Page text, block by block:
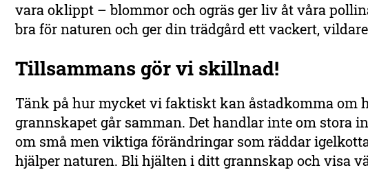
vara oklippt – blommor och ogräs ger liv åt våra
bra för naturen och ger din trädgård ett vackert,
Tillsammans gör vi skillnad!
Tänk på hur mycket vi faktiskt kan åstadkomma om
grannskapet går samman. Det handlar inte om stora
om små men viktiga förändringar som räddar
hjälper naturen. Bli hjälten i ditt grannskap och visa